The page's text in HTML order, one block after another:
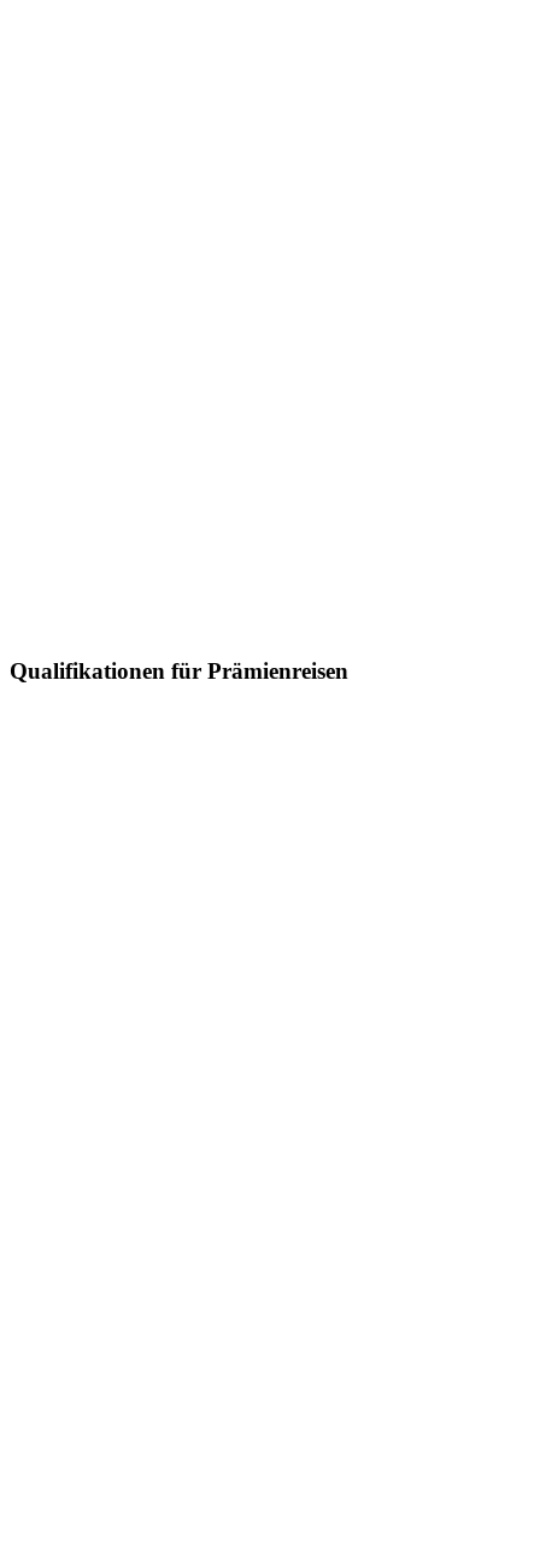
Qualifikationen für Prämienreisen